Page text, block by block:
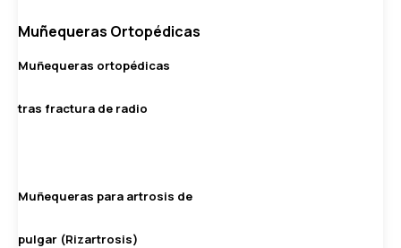
Muñequeras Ortopédicas
Muñequeras ortopédicas
tras fractura de radio
Muñequeras para artrosis de
pulgar (Rizartrosis)